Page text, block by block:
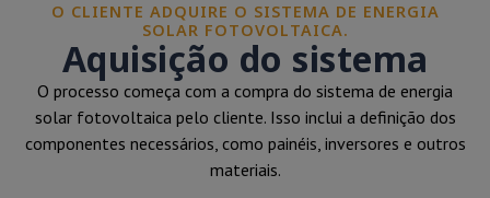
O CLIENTE ADQUIRE O SISTEMA DE ENERGIA
SOLAR FOTOVOLTAICA.
Aquisição do sistema
O processo começa com a compra do sistema de energia
solar fotovoltaica pelo cliente. Isso inclui a definição dos
componentes necessários, como painéis, inversores e outros
materiais.